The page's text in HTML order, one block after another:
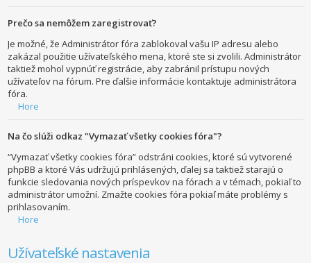
Prečo sa nemôžem zaregistrovať?
Je možné, že Administrátor fóra zablokoval vašu IP adresu alebo
zakázal použitie užívateľského mena, ktoré ste si zvolili. Administrátor
taktiež mohol vypnúť registrácie, aby zabránil prístupu nových
užívateľov na fórum. Pre ďalšie informácie kontaktuje administrátora
fóra.
Hore
Na čo slúži odkaz "Vymazať všetky cookies fóra"?
“Vymazať všetky cookies fóra” odstráni cookies, ktoré sú vytvorené
phpBB a ktoré Vás udržujú prihlásených, ďalej sa taktiež starajú o
funkcie sledovania nových príspevkov na fórach a v témach, pokiaľ to
administrátor umožní. Zmažte cookies fóra pokiaľ máte problémy s
prihlasovaním.
Hore
Užívateľské nastavenia